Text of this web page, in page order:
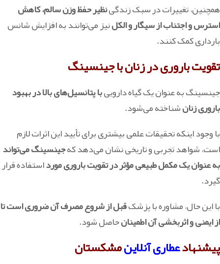
همچنین، تغییرات در سبک زندگینظیر حفظ وزن سالم، کاهش
استرس و اجتناب از سیگار و الکلنیز می‌توانند به افزایش شانس
بارداری کمک کنند.
تقویت باروری در زنان با جینسینگ
جینسینگ به عنوان یک گیاه داروییبا پتانسیل‌های بالا در بهبود
باروری زنانشناخته می‌شود.
با وجود اینکه تحقیقات علمی بیشتری برای تأیید این اثرات لازم
است، شواهد تجربی و تاریخی نشان می‌دهد کهجینسینگ می‌تواند
به عنوان یک مکمل طبیعی مؤثر در تقویت باروری مورداستفاده قرار
گیرد.
با این حال، مشاوره با پزشکقبل از شروع مصرف آن ضروری است تا
از ایمنی و اثربخشی آن اطمینانحاصل شود.
پیشنهادعطاری آنلاینمشکستان